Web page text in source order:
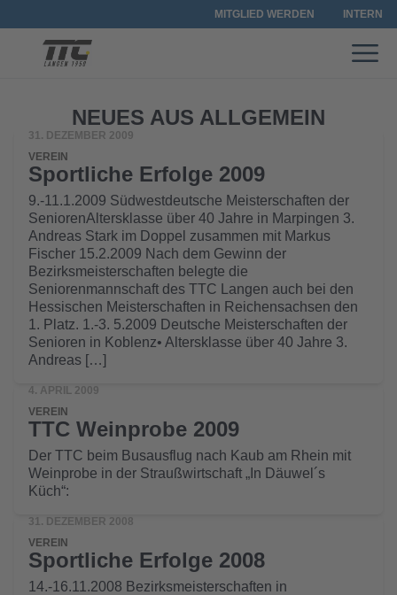
MITGLIED WERDEN INTERN
NEUES AUS ALLGEMEIN
31. DEZEMBER 2009
VEREIN
Sportliche Erfolge 2009
9.-11.1.2009 Südwestdeutsche Meisterschaften der
SeniorenAltersklasse über 40 Jahre in Marpingen 3.
Andreas Stark im Doppel zusammen mit Markus
Fischer 15.2.2009 Nach dem Gewinn der
Bezirksmeisterschaften belegte die
Seniorenmannschaft des TTC Langen auch bei den
Hessischen Meisterschaften in Reichensachsen den
1. Platz. 1.-3. 5.2009 Deutsche Meisterschaften der
Senioren in Koblenz• Altersklasse über 40 Jahre 3.
Andreas […]
4. APRIL 2009
VEREIN
TTC Weinprobe 2009
Der TTC beim Busausflug nach Kaub am Rhein mit
Weinprobe in der Straußwirtschaft „In Däuwel´s
Küch“:
31. DEZEMBER 2008
VEREIN
Sportliche Erfolge 2008
14.-16.11.2008 Bezirksmeisterschaften in